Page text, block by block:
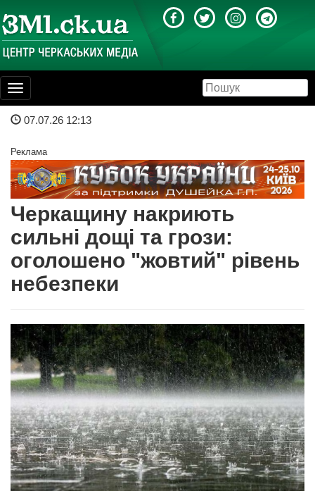
Toggle
navigation
07.07.26 12:13
Реклама
Черкащину накриють
сильні дощі та грози:
оголошено "жовтий" рівень
небезпеки